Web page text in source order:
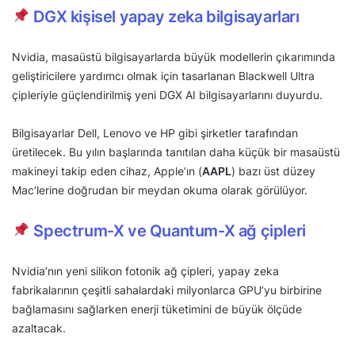
DGX kişisel yapay zeka bilgisayarları
Nvidia, masaüstü bilgisayarlarda büyük modellerin çıkarımında
geliştiricilere yardımcı olmak için tasarlanan Blackwell Ultra
çipleriyle güçlendirilmiş yeni DGX AI bilgisayarlarını duyurdu.
Bilgisayarlar Dell, Lenovo ve HP gibi şirketler tarafından
üretilecek. Bu yılın başlarında tanıtılan daha küçük bir masaüstü
makineyi takip eden cihaz, Apple’ın (AAPL) bazı üst düzey
Mac’lerine doğrudan bir meydan okuma olarak görülüyor.
Spectrum-X ve Quantum-X ağ çipleri
Nvidia’nın yeni silikon fotonik ağ çipleri, yapay zeka
fabrikalarının çeşitli sahalardaki milyonlarca GPU’yu birbirine
bağlamasını sağlarken enerji tüketimini de büyük ölçüde
azaltacak.